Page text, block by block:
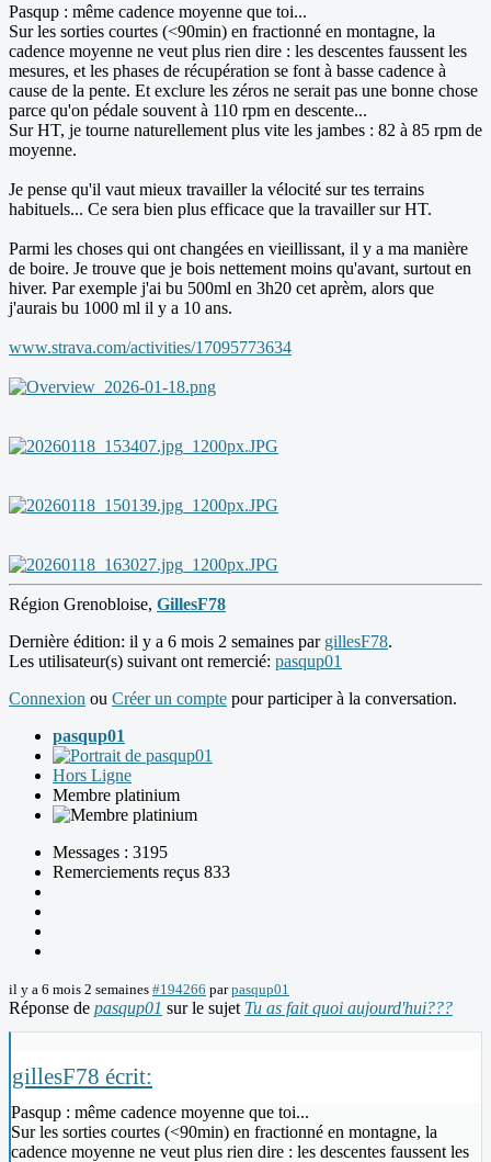
Pasqup : même cadence moyenne que toi...
Sur les sorties courtes (<90min) en fractionné en montagne, la
cadence moyenne ne veut plus rien dire : les descentes faussent les
mesures, et les phases de récupération se font à basse cadence à
cause de la pente. Et exclure les zéros ne serait pas une bonne chose
parce qu'on pédale souvent à 110 rpm en descente...
Sur HT, je tourne naturellement plus vite les jambes : 82 à 85 rpm de
moyenne.
Je pense qu'il vaut mieux travailler la vélocité sur tes terrains
habituels... Ce sera bien plus efficace que la travailler sur HT.
Parmi les choses qui ont changées en vieillissant, il y a ma manière
de boire. Je trouve que je bois nettement moins qu'avant, surtout en
hiver. Par exemple j'ai bu 500ml en 3h20 cet aprèm, alors que
j'aurais bu 1000 ml il y a 10 ans.
www.strava.com/activities/17095773634
Région Grenobloise, GillesF78
Dernière édition: il y a 6 mois 2 semaines par gillesF78.
Les utilisateur(s) suivant ont remercié: pasqup01
Connexion ou Créer un compte pour participer à la conversation.
pasqup01
Hors Ligne
Membre platinium
Messages : 3195
Remerciements reçus 833
il y a 6 mois 2 semaines #194266 parpasqup01
Réponse de pasqup01 sur le sujet Tu as fait quoi aujourd'hui???
gillesF78 écrit:
Pasqup : même cadence moyenne que toi...
Sur les sorties courtes (<90min) en fractionné en montagne, la
cadence moyenne ne veut plus rien dire : les descentes faussent les